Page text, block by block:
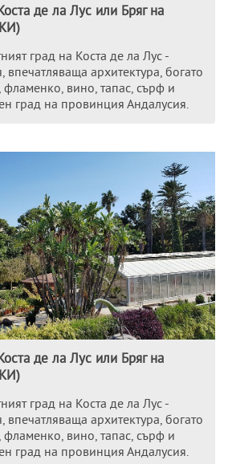
де ла Лус или Бряг на
град на Коста де ла Лус -
впечатляваща архитектура, богато
фламенко, вино, тапас, сърф и
град на провинция Андалусия.
де ла Лус или Бряг на
град на Коста де ла Лус -
впечатляваща архитектура, богато
фламенко, вино, тапас, сърф и
град на провинция Андалусия.